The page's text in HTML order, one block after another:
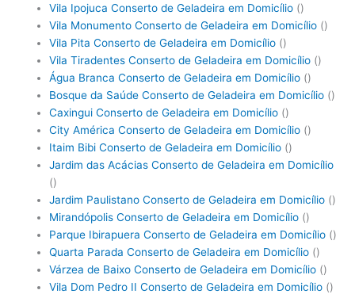
Vila Ipojuca Conserto de Geladeira em Domicílio ()
Vila Monumento Conserto de Geladeira em Domicílio ()
Vila Pita Conserto de Geladeira em Domicílio ()
Vila Tiradentes Conserto de Geladeira em Domicílio ()
Água Branca Conserto de Geladeira em Domicílio ()
Bosque da Saúde Conserto de Geladeira em Domicílio ()
Caxingui Conserto de Geladeira em Domicílio ()
City América Conserto de Geladeira em Domicílio ()
Itaim Bibi Conserto de Geladeira em Domicílio ()
Jardim das Acácias Conserto de Geladeira em Domicílio
()
Jardim Paulistano Conserto de Geladeira em Domicílio ()
Mirandópolis Conserto de Geladeira em Domicílio ()
Parque Ibirapuera Conserto de Geladeira em Domicílio ()
Quarta Parada Conserto de Geladeira em Domicílio ()
Várzea de Baixo Conserto de Geladeira em Domicílio ()
Vila Dom Pedro II Conserto de Geladeira em Domicílio ()